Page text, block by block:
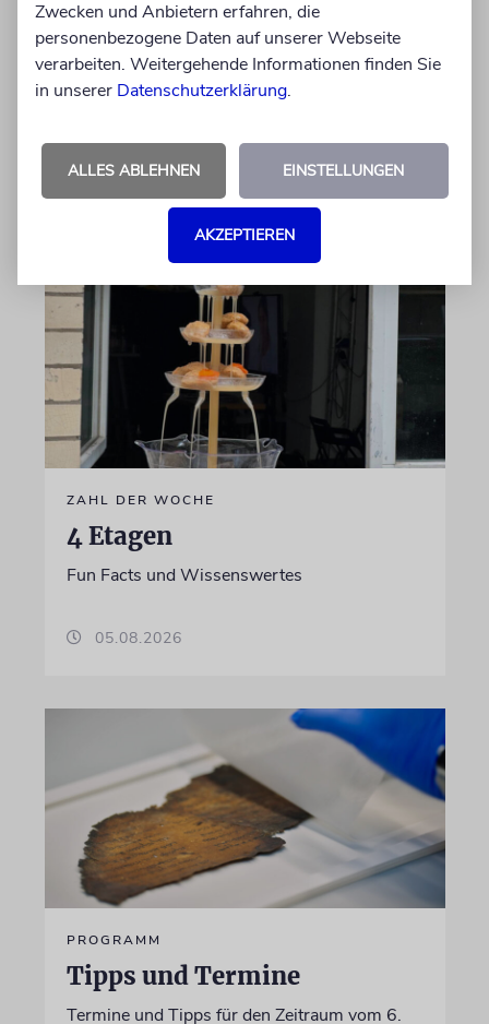
Abschied vom Ich
Jossi Wieler bringt Peter Handkes Stück
»Schnee von gestern, Schnee von morgen« bei
von Nicole Golombek
06.08.2026
ZAHL DER WOCHE
4 Etagen
Fun Facts und Wissenswertes
05.08.2026
PROGRAMM
Tipps und Termine
Termine und Tipps für den Zeitraum vom 6.
Zwecken und Anbietern erfahren, die
personenbezogene Daten auf unserer Webseite
verarbeiten. Weitergehende Informationen finden Sie
in unserer Datenschutzerklärung.
ALLES ABLEHNEN EINSTELLUNGEN
AKZEPTIEREN